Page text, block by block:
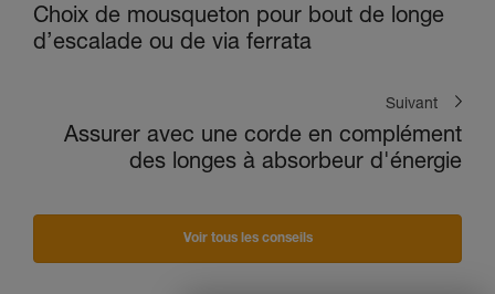
Choix de mousqueton pour bout de longe
d’escalade ou de via ferrata
Suivant
Assurer avec une corde en complément
des longes à absorbeur d'énergie
Voir tous les conseils